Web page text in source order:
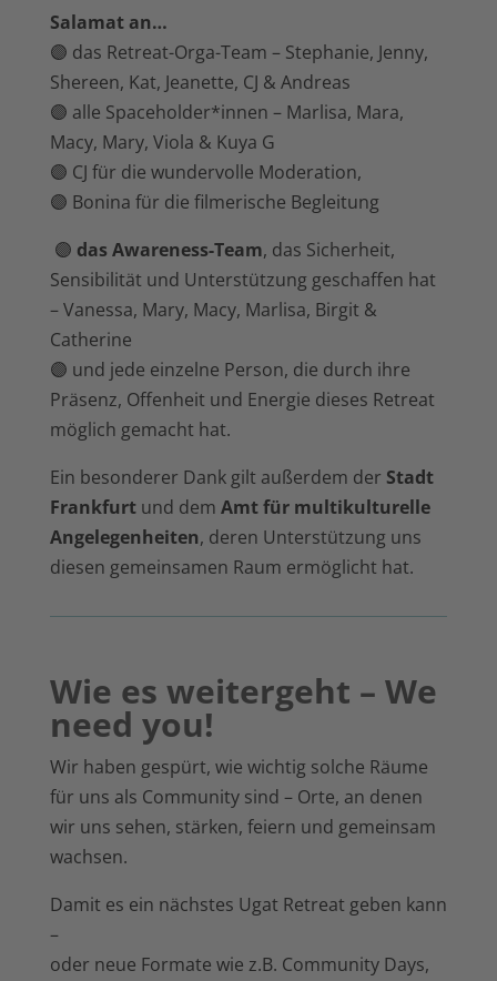
Salamat an…
🟣 das Retreat-Orga-Team – Stephanie, Jenny,
Shereen, Kat, Jeanette, CJ & Andreas
🟣 alle Spaceholder*innen – Marlisa, Mara,
Macy, Mary, Viola & Kuya G
🟣 CJ für die wundervolle Moderation,
🟣 Bonina für die filmerische Begleitung
🟣 das Awareness-Team, das Sicherheit,
Sensibilität und Unterstützung geschaffen hat
– Vanessa, Mary, Macy, Marlisa, Birgit &
Catherine
🟣 und jede einzelne Person, die durch ihre
Präsenz, Offenheit und Energie dieses Retreat
möglich gemacht hat.
Ein besonderer Dank gilt außerdem der Stadt
Frankfurtund dem Amt für multikulturelle
Angelegenheiten, deren Unterstützung uns
diesen gemeinsamen Raum ermöglicht hat.
Wie es weitergeht – We
need you!
Wir haben gespürt, wie wichtig solche Räume
für uns als Community sind – Orte, an denen
wir uns sehen, stärken, feiern und gemeinsam
wachsen.
Damit es ein nächstes Ugat Retreat geben kann
–
oder neue Formate wie z.B. Community Days,